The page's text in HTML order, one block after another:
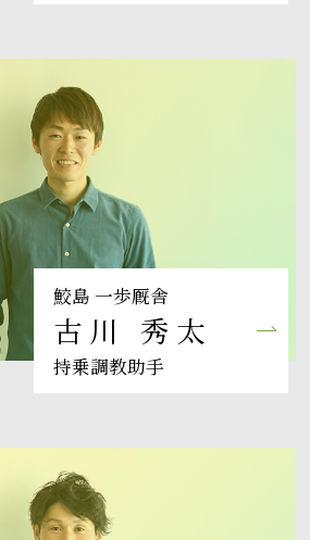
鮫島 一歩厩舎
古川 秀太
持乗調教助手